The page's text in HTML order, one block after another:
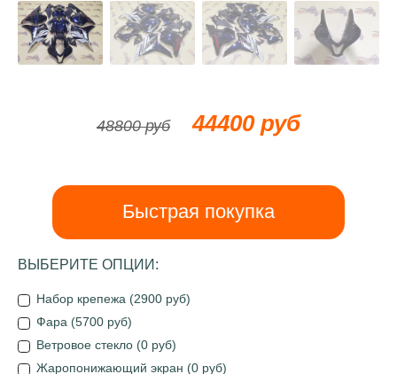
48800 руб 44400 руб
Быстрая покупка
ВЫБЕРИТЕ ОПЦИИ:
Набор крепежа (2900 руб)
Фара (5700 руб)
Ветровое стекло (0 руб)
Жаропонижающий экран (0 руб)